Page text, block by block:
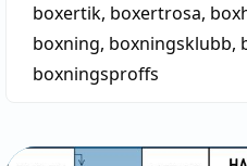
boxertik, boxertrosa,
boxning, boxningsklubb,
boxningsproffs